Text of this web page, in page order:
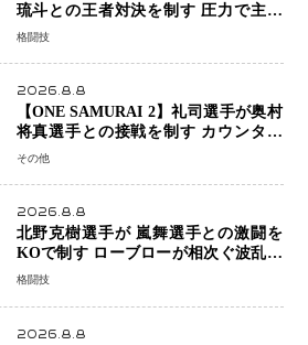
琉斗との王者対決を制す 圧力で主導
権を握り判定勝利
格闘技
2026.8.8
【ONE SAMURAI 2】礼司選手が奥村
将真選手との接戦を制す カウンター
と正確な打撃で判定勝利
その他
2026.8.8
北野克樹選手が 嵐舞選手との激闘を
KOで制す ローブローが相次ぐ波乱の
展開…涙の勝利「生まれてくる娘のた
格闘技
2026.8.8